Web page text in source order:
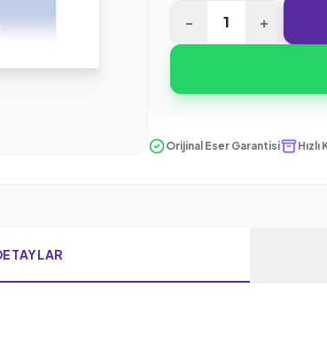
- +
Orijinal Eser Garantisi Hızlı